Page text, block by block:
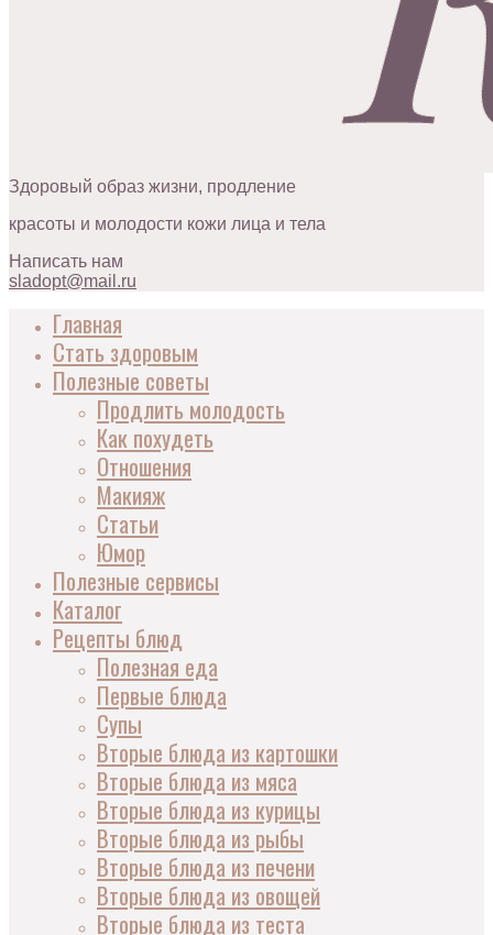
Здоровый образ жизни, продление
красоты и молодости кожи лица и тела
Написать нам
sladopt@mail.ru
Главная
Стать здоровым
Полезные советы
Продлить молодость
Как похудеть
Отношения
Макияж
Статьи
Юмор
Полезные сервисы
Каталог
Рецепты блюд
Полезная еда
Первые блюда
Супы
Вторые блюда из картошки
Вторые блюда из мяса
Вторые блюда из курицы
Вторые блюда из рыбы
Вторые блюда из печени
Вторые блюда из овощей
Вторые блюда из теста